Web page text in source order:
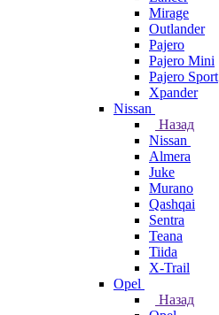
Mirage
Outlander
Pajero
Pajero Mini
Pajero Sport
Xpander
Nissan
Назад
Nissan
Almera
Juke
Murano
Qashqai
Sentra
Teana
Tiida
X-Trail
Opel
Назад